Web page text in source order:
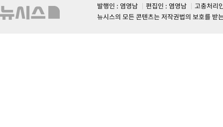
발행인 : 염영남
편집인 : 염영남
고충처리
뉴시스의 모든 콘텐츠는 저작권법의 보호를